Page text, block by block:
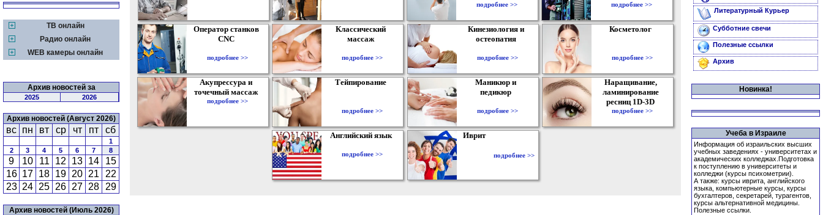
ТВ онлайн
Радио онлайн
WEB камеры онлайн
Архив новостей за
2025 2026
Архив новостей (Август 2026)
вс пн вт ср чт пт сб
1
2
3 4 5 6 7 8
9 10 11 12 13 14
15
16 17 18 19 20 21
22
23 24 25 26 27 28 29
Архив новостей (Июль 2026)
подробнее >> подробнее >>
Оператор станков
CNC
подробнее >>
Классический
массаж
подробнее >>
Кинезиология и
остеопатия
подробнее >>
Косметолог
подробнее >>
Акупрессура и
точечный массаж
подробнее >>
Тейпирование
подробнее >>
Маникюр и
педикюр
подробнее >>
Наращивание,
ламинирование
ресниц 1D-3D
подробнее >>
Английский язык
подробнее >>
Иврит
подробнее >>
Литературный Курьер
Субботние свечи
Полезные ссылки
Архив
Новинка!
Учеба в Израиле
Информация об израильских высших
учебных заведениях - университетах и
академических колледжах.Подготовка
к поступлению в университеты и
колледжи (курсы психометрии).
А также: курсы иврита, английского
языка, компьютерные курсы, курсы
бухгалтеров, секретарей, турагентов,
курсы альтернативной медицины.
Полезные ссылки.